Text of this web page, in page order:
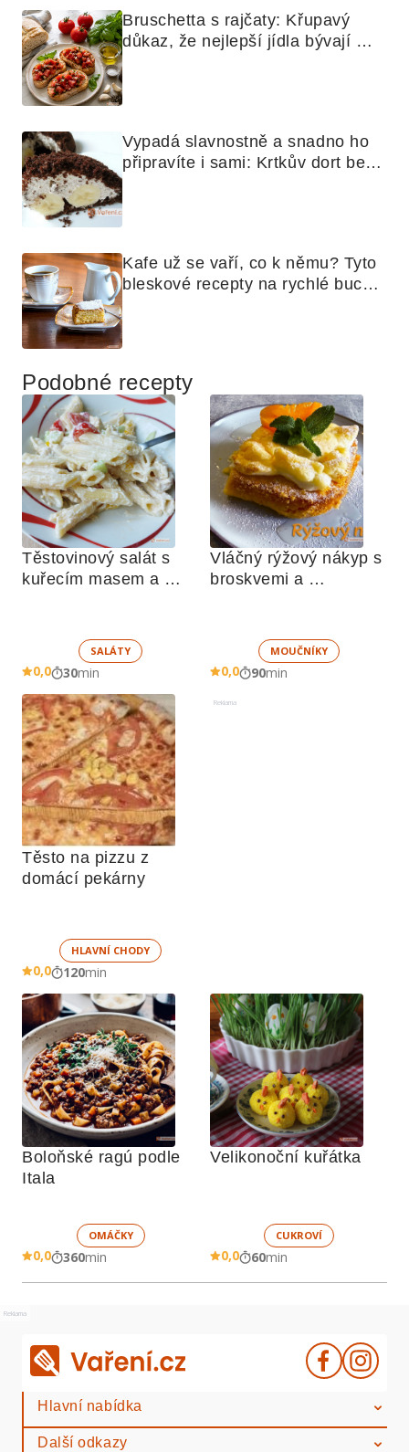
Bruschetta s rajčaty: Křupavý
důkaz, že nejlepší jídla bývají
Vypadá slavnostně a snadno ho
připravíte i sami: Krtkův dort bez
Kafe už se vaří, co k němu? Tyto
bleskové recepty na rychlé buchty
Podobné recepty
Těstovinový salát s
kuřecím masem a
SALÁTY
0,0 30min
Vláčný rýžový nákyp s
broskvemi a
MOUČNÍKY
0,0 90min
Těsto na pizzu z
domácí pekárny
HLAVNÍ CHODY
0,0 120min
Reklama
Boloňské ragú podle
Itala
OMÁČKY
0,0 360min
Velikonoční kuřátka
CUKROVÍ
0,0 60min
Reklama
Hlavní nabídka
Další odkazy